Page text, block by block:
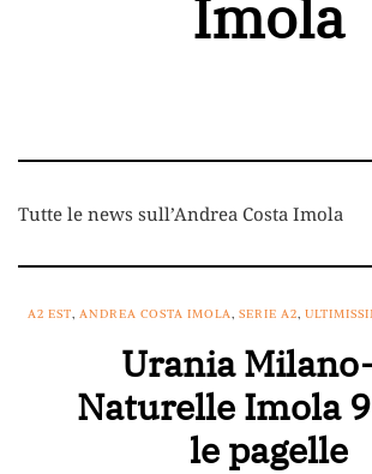
Imola
Tutte le news sull’Andrea Costa Imola
A2 EST, ANDREA COSTA IMOLA, SERIE A2,
Urania
Naturelle Imola
le pagelle